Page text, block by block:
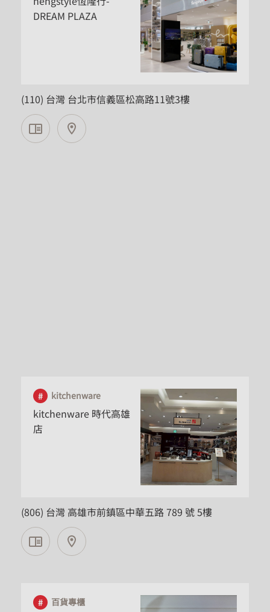
DREAM PLAZA
(110) 台灣 台北市信義區松高路11號3樓
kitchenware
kitchenware 時代高雄
店
(806) 台灣 高雄市前鎮區中華五路 789 號 5樓
百貨專櫃